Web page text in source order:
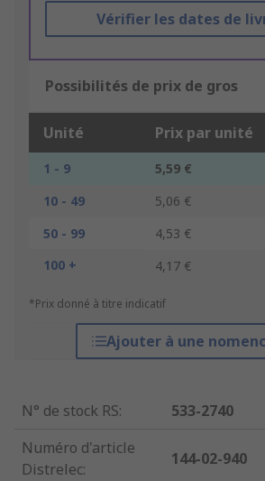
Vérifier les dates de
Possibilités de prix de gros
Unité Prix par unité
1 - 9
5,59 €
10 - 49
5,06 €
50 - 99
4,53 €
100 +
4,17 €
*Prix donné à titre indicatif
Ajouter à une
N° de stock RS:
533-2740
Numéro d'article
Distrelec:
144-02-940